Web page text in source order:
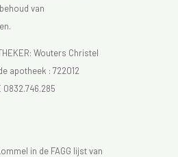
van
Wouters Christel
apotheek : 722012
0832.746.285
in de FAGG lijst van